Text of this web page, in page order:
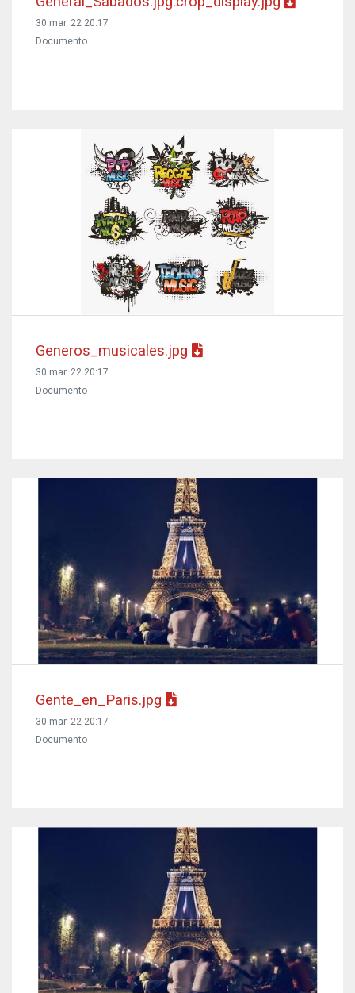
30 mar. 22 20:17
Documento
Generos_musicales.jpg
30 mar. 22 20:17
Documento
Gente_en_Paris.jpg
30 mar. 22 20:17
Documento